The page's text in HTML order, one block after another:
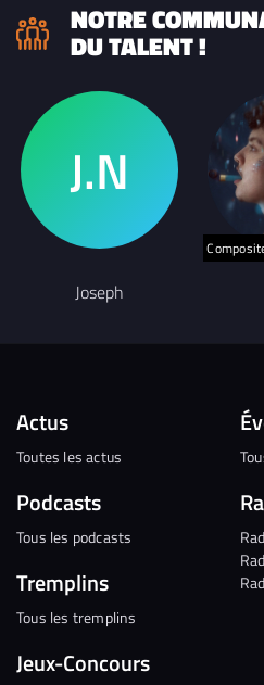
NOTRE
DU TALENT !
Joseph
Actus
Toutes les actus
Podcasts
Tous les podcasts
Tremplins
Tous les tremplins
Jeux-Concours